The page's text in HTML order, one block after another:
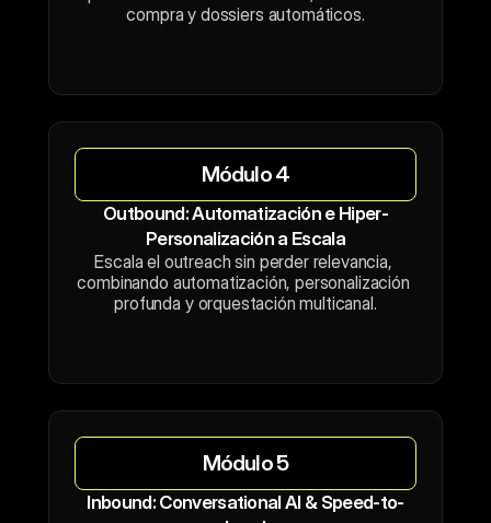
compra y dossiers automáticos.
Módulo 4
Outbound: Automatización e Hiper-
Personalización a Escala
Escala el outreach sin perder relevancia,
combinando automatización, personalización
profunda y orquestación multicanal.
Módulo 5
Inbound: Conversational AI & Speed-to-